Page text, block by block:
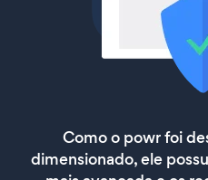
Como o powr foi
dimensionado, ele